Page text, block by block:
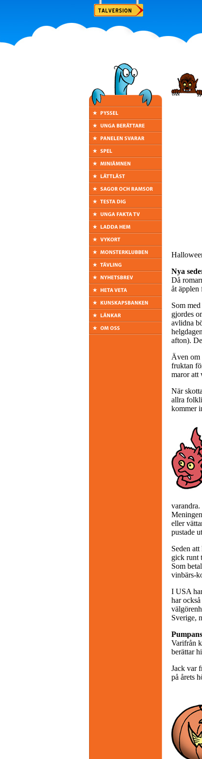
Nya
Då
åt äpplen
Som
gjordes
avlidna
afton).
Även om
fruktan
maror att
När
allra
kommer
eller
pustade
Seden
gick runt
Som
vinbärs-
I USA
har
Sverige,
Varifrån
berättar
Jack var
på årets